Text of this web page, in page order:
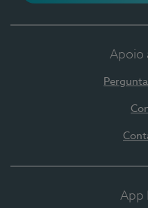
Apoio
App